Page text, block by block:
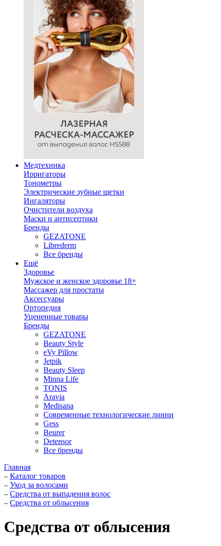
Медтехника
Ирригаторы
Тонометры
Электрические зубные щетки
Ингаляторы
Очистители воздуха
Маски и антисептики
Бренды
GEZATONE
Librederm
Все бренды
Ещё
Здоровье
Мужское и женское здоровье 18+
Массажер для простаты
Аксессуары
Ортопедия
Уцененные товары
Бренды
GEZATONE
Beauty Style
eVy Pillow
Jetpik
Beauty Sleep
Minna Life
TONIS
Aravia
Medisana
Современные технологические линии
Gess
Beurer
Detensor
Все бренды
Главная
– Каталог товаров
– Уход за волосами
– Средства от выпадения волос
– Средства от облысения
Средства от облысения